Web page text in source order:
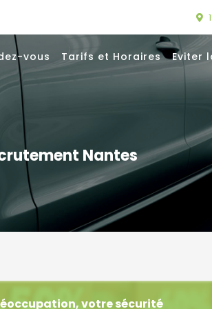
vous Tarifs et Horaires Eviter
Nantes
votre sécurité